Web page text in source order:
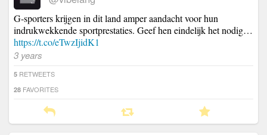
G-sporters krijgen in dit land amper aandacht voor hun
indrukwekkende sportprestaties. Geef hen eindelijk het nodig…
https://t.co/eTwzIjidK1
3 years
5 RETWEETS
28 FAVORITES